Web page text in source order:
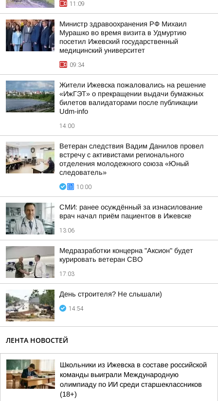
11:09
Министр здравоохранения РФ Михаил
Мурашко во время визита в Удмуртию
посетил Ижевский государственный
медицинский университет
09:34
Жители Ижевска пожаловались на решение
«ИжГЭТ» о прекращении выдачи бумажных
билетов валидаторами после публикации
Udm-info
14:00
Ветеран следствия Вадим Данилов провел
встречу с активистами регионального
отделения молодежного союза «Юный
следователь»
10:00
СМИ: ранее осуждённый за изнасилование
врач начал приём пациентов в Ижевске
13:06
Медразработки концерна "Аксион" будет
курировать ветеран СВО
17:03
День строителя? Не слышали)
14:54
ЛЕНТА НОВОСТЕЙ
Школьники из Ижевска в составе российской
команды выиграли Международную
олимпиаду по ИИ среди старшеклассников
(18+)